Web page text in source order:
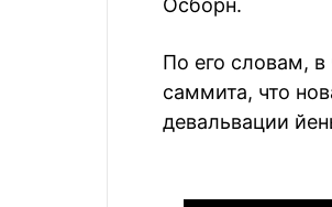
Осборн.
По его словам, в
саммита, что
девальвации